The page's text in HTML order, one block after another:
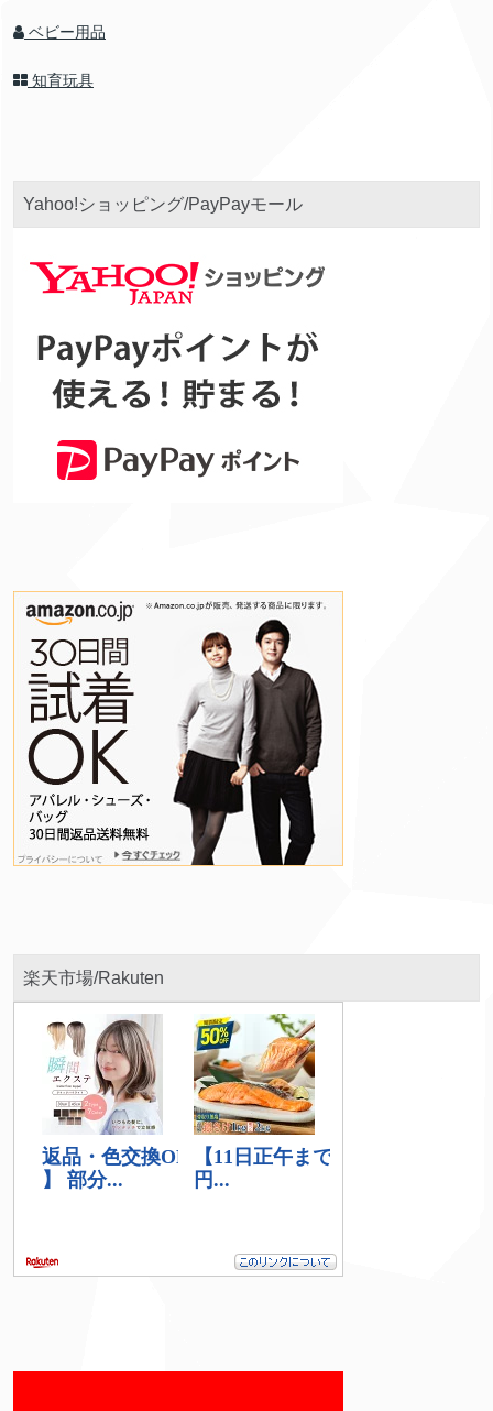
ベビー用品
知育玩具
Yahoo!ショッピング/PayPayモール
楽天市場/Rakuten